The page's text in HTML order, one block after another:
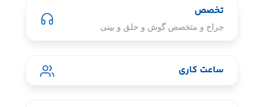
تخصص
جراح و متخصص گوش و حلق و بینی
ساعت کاری